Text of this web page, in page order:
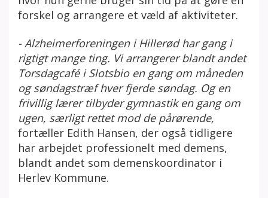
forskel og arrangere et væld af aktiviteter.
- Alzheimerforeningen i Hillerød har gang i
rigtigt mange ting. Vi arrangerer blandt andet
Torsdagcafé i Slotsbio en gang om måneden
og søndagstræf hver fjerde søndag. Og en
frivillig lærer tilbyder gymnastik en gang om
ugen, særligt rettet mod de pårørende,
fortæller Edith Hansen, der også tidligere
har arbejdet professionelt med demens,
blandt andet som demenskoordinator i
Herlev Kommune.